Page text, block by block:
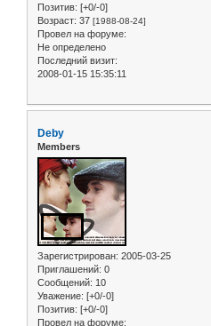
Позитив: [+0/-0]
Возраст: 37 [1988-08-24]
Провел на форуме:
Не определено
Последний визит:
2008-01-15 15:35:11
Deby
Members
Зарегистрирован: 2005-03-25
Приглашений: 0
Сообщений: 10
Уважение: [+0/-0]
Позитив: [+0/-0]
Провел на форуме: